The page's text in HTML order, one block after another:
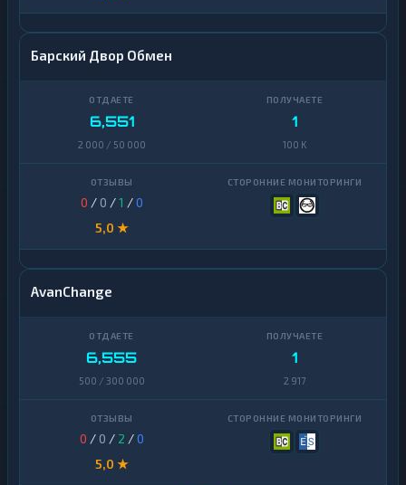
Барский Двор Обмен
6,551
2 000 / 50 000
1
100 K
0 / 0 /1 /0
5,0 ★
AvanChange
6,555
500 / 300 000
1
2 917
0 / 0 / 2 /0
5,0 ★